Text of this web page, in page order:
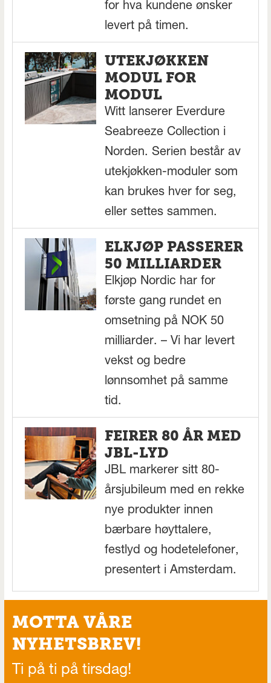
for hva kundene ønsker
levert på timen.
UTEKJØKKEN
MODUL FOR
MODUL
Witt lanserer Everdure
Seabreeze Collection i
Norden. Serien består av
utekjøkken-moduler som
kan brukes hver for seg,
eller settes sammen.
ELKJØP PASSERER
50 MILLIARDER
Elkjøp Nordic har for
første gang rundet en
omsetning på NOK 50
milliarder. – Vi har levert
vekst og bedre
lønnsomhet på samme
tid.
FEIRER 80 ÅR MED
JBL-LYD
JBL markerer sitt 80-
årsjubileum med en rekke
nye produkter innen
bærbare høyttalere,
festlyd og hodetelefoner,
presentert i Amsterdam.
MOTTA VÅRE
NYHETSBREV!
Ti på ti på tirsdag!